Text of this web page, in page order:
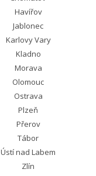
Havířov
Jablonec
Karlovy Vary
Kladno
Morava
Olomouc
Ostrava
Plzeň
Přerov
Tábor
Ústí nad Labem
Zlín